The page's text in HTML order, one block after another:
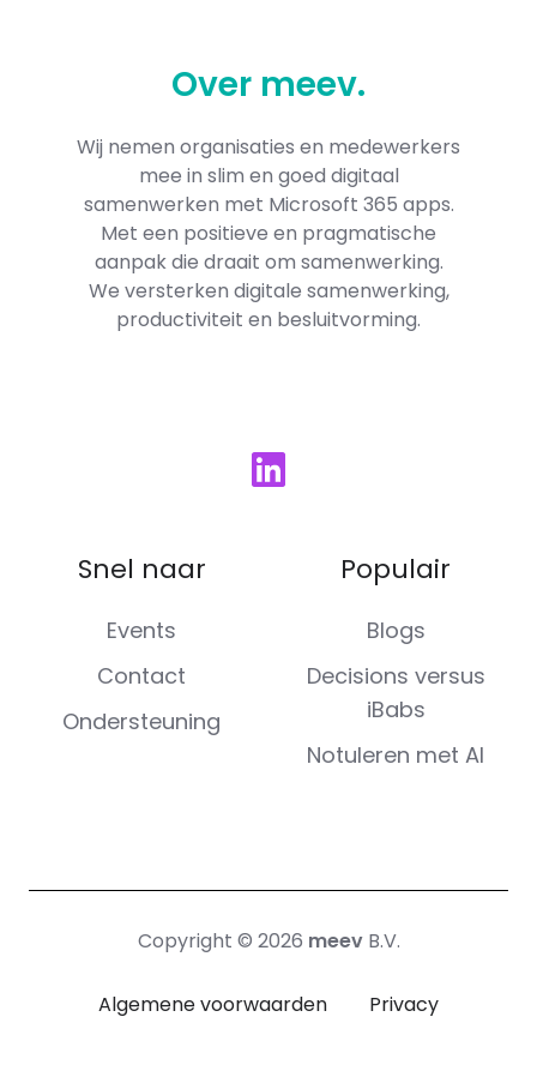
Over meev.
Wij nemen organisaties en medewerkers
mee in slim en goed digitaal
samenwerken met Microsoft 365​ apps.
Met een positieve en pragmatische
aanpak die draait om samenwerking.
We versterken digitale samenwerking,
productiviteit en besluitvorming.
Snel naar
Events
Contact
Ondersteuning
Populair
Blogs
Decisions versus
iBabs
Notuleren met AI
Copyright © 2026 meev B.V.
Algemene voorwaarden Privacy